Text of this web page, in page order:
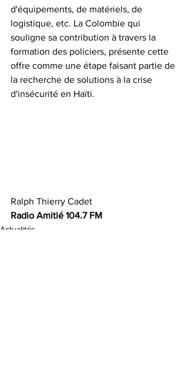
d'équipements, de matériels, de
logistique, etc. La Colombie qui
souligne sa contribution à travers la
formation des policiers, présente cette
offre comme une étape faisant partie de
la recherche de solutions à la crise
d'insécurité en Haïti.
Ralph Thierry Cadet
Radio Amitié 104.7 FM
Actualités